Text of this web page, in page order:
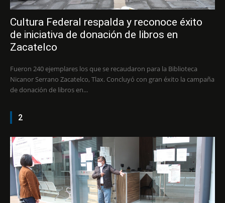
Cultura Federal respalda y reconoce éxito
de iniciativa de donación de libros en
Zacatelco
Fueron 240 ejemplares los que se recaudaron para la Biblioteca
Nicanor Serrano Zacatelco, Tlax. Concluyó con gran éxito la campaña
de donación de libros en...
2